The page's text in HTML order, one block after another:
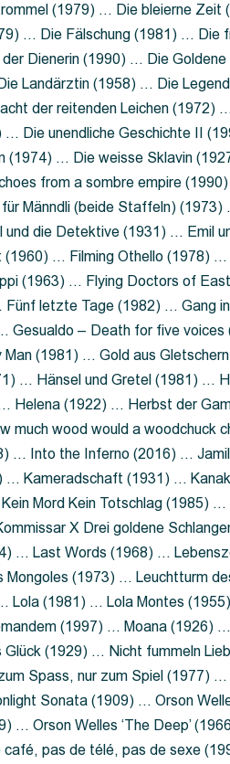
(1979) … Die bleierne
… Die Fälschung (1981) … Die
Dienerin (1990) … Die
Landärztin (1958) … Die
der reitenden Leichen
… Die unendliche Geschichte II
(1974) … Die weisse Sklavin
from a sombre empire
Männdli (beide Staffeln)
und die Detektive (1931) … Emil
(1960) … Filming Othello (1978)
(1963) … Flying Doctors of
Fünf letzte Tage (1982) … Gang
Gesualdo – Death for five
Man (1981) … Gold aus
… Hänsel und Gretel (1981) …
Helena (1922) … Herbst der
much wood would a woodchuck
… Into the Inferno (2016) …
… Kameradschaft (1931) …
Mord Kein Totschlag (1985)
X Drei goldene
… Last Words (1968) …
Mongoles (1973) … Leuchtturm
Lola (1981) … Lola Montes
(1997) … Moana (1926)
Glück (1929) … Nicht fummeln
Spass, nur zum Spiel (1977)
Sonata (1909) … Orson
… Orson Welles ‘The Deep’
café, pas de télé, pas de sexe